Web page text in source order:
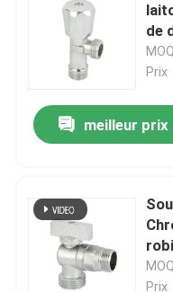
contactez-nous
Valve en laiton de
Valve d'angle en
Robinet à tournant
de
Prix
meilleur prix
Prix